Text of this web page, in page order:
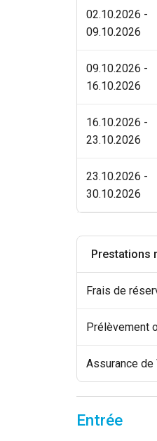
02.10.2026 -
09.10.2026
09.10.2026 -
16.10.2026
16.10.2026 -
23.10.2026
23.10.2026 -
30.10.2026
Prestations
Frais de
Prélèvement
Assurance de
Entrée